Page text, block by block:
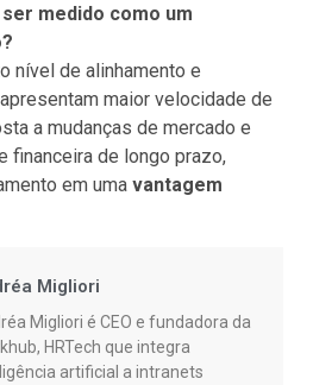
medido como um
nível de alinhamento e
maior velocidade de
a mudanças de mercado e
financeira de longo prazo,
em uma vantagem
Migliori
Migliori é CEO e fundadora da
HRTech que integra
artificial a intranets